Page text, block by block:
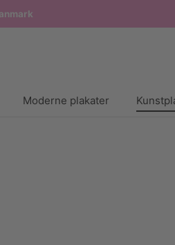
Moderne plakater